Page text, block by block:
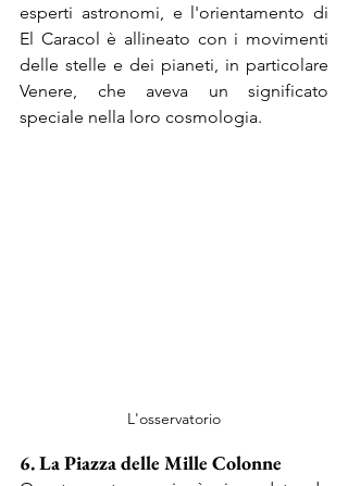
esperti astronomi, e l'orientamento di
El Caracol è allineato con i movimenti
delle stelle e dei pianeti, in particolare
Venere, che aveva un significato
speciale nella loro cosmologia.
L'osservatorio
6. La Piazza delle Mille Colonne